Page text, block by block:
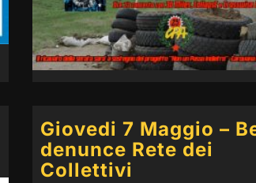
Giovedi 7 Maggio –
denunce Rete dei
Collettivi